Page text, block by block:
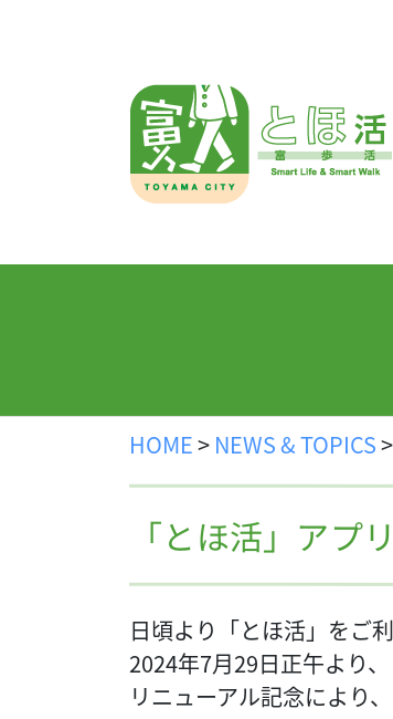
HOME> NEWS & TOPICS>
「とほ活」アプ
日頃より「とほ活」をご
2024年7月29日正午より
リニューアル記念により